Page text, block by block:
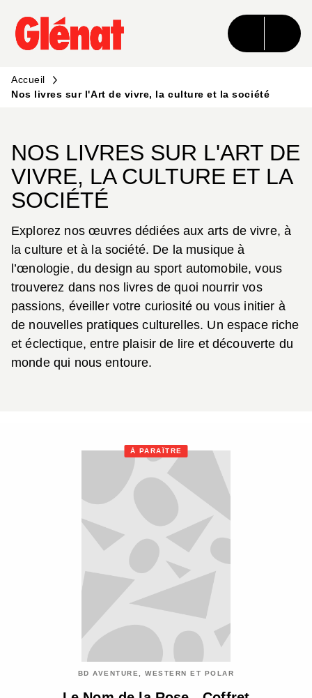
MENU RECHERCHE CONTENU
PIED DE PAGE
Accueil
Nos livres sur l'Art de vivre, la culture et la société
NOS LIVRES SUR L'ART DE
VIVRE, LA CULTURE ET LA
SOCIÉTÉ
Explorez nos œuvres dédiées aux arts de vivre, à
la culture et à la société. De la musique à
l’œnologie, du design au sport automobile, vous
trouverez dans nos livres de quoi nourrir vos
passions, éveiller votre curiosité ou vous initier à
de nouvelles pratiques culturelles. Un espace riche
et éclectique, entre plaisir de lire et découverte du
monde qui nous entoure.
À PARAÎTRE
BD AVENTURE, WESTERN ET POLAR